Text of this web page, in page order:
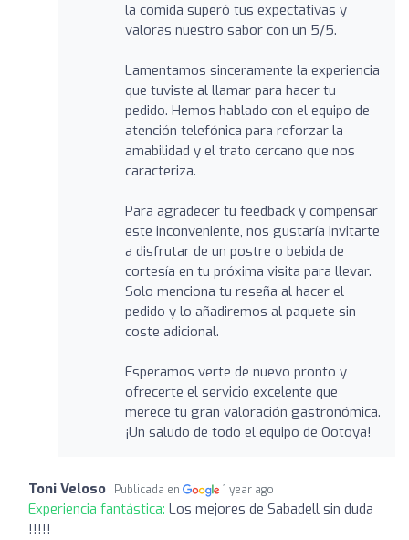
la comida superó tus expectativas y
valoras nuestro sabor con un 5/5.
Lamentamos sinceramente la experiencia
que tuviste al llamar para hacer tu
pedido. Hemos hablado con el equipo de
atención telefónica para reforzar la
amabilidad y el trato cercano que nos
caracteriza.
Para agradecer tu feedback y compensar
este inconveniente, nos gustaría invitarte
a disfrutar de un postre o bebida de
cortesía en tu próxima visita para llevar.
Solo menciona tu reseña al hacer el
pedido y lo añadiremos al paquete sin
coste adicional.
Esperamos verte de nuevo pronto y
ofrecerte el servicio excelente que
merece tu gran valoración gastronómica.
¡Un saludo de todo el equipo de Ootoya!
Toni Veloso Publicada en 1 year ago
Experiencia fantástica: Los mejores de Sabadell sin duda
!!!!!